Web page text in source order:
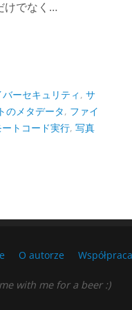
けでなく…
ーセキュリティ , サ
のメタデータ, ファイ
ートコード実行, 写真
O autorze Współpraca
with me for a beer :)